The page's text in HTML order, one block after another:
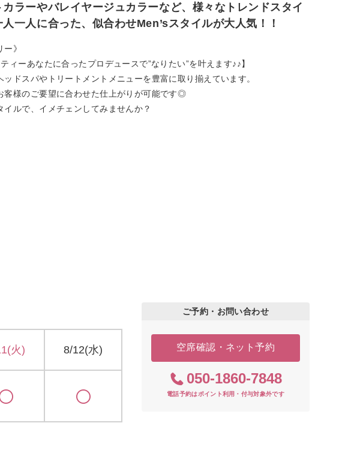
ラーやバレイヤージュカラーなど、様々なトレンドスタイ
一人に合った、似合わせMen’sスタイルが大人気！！
》
ィーあなたに合ったプロデュースで”なりたい”を叶えます♪♪】
ドスパやトリートメントメニューを豊富に取り揃えています。
客様のご要望に合わせた仕上がりが可能です◎
イルで、イメチェンしてみませんか？
火) 8/12(水)
ご予約・お問い合わせ
空席確認・ネット予約
050-1860-7848
電話予約はポイント利用・付与対象外です